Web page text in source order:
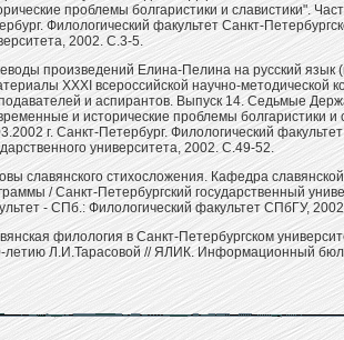
проблемы болгаристики и славистики".
Филологический факультет Санкт-
2002. С.3-5.
произведений Елина-Пелина на русский язык
XXXI всероссийской научно-методической
и аспирантов. Выпуск 14. Седьмые
и исторические проблемы болгаристики и
г. Санкт-Петербург. Филологический
университета, 2002. С.49-52.
славянского стихосложения. Кафедра
/ Санкт-Петербургский государственный
- СПб.: Филологический факультет СПбГУ,
филология в Санкт-Петербургском
летию Л.И.Тарасовой // ЯЛИК. Информационный